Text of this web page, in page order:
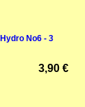
No6 - 3
3,90 €